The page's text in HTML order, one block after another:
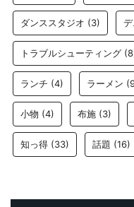
ダンススタジオ (3)
トラブルシューティング
ランチ (4) ラーメン
小物 (4) 布施 (3)
知っ得 (33) 話題 (16)